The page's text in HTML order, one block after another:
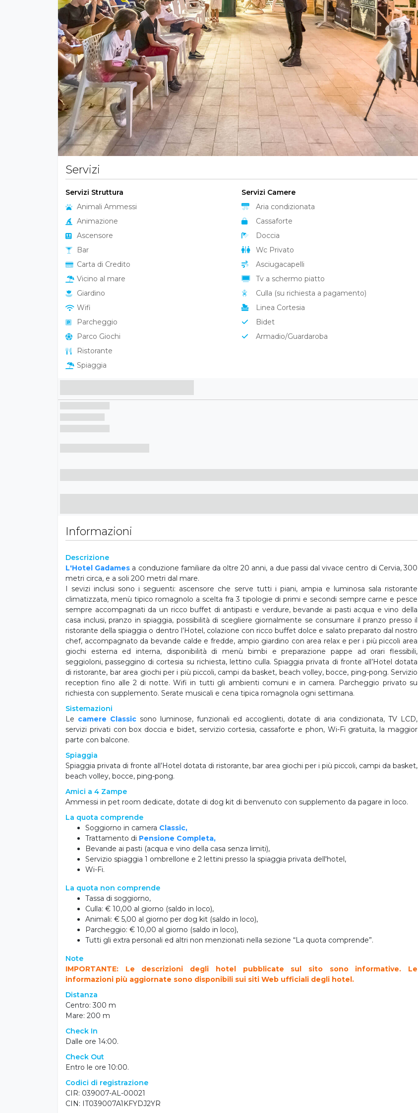
Servizi
Servizi Struttura
Animali Ammessi
Animazione
Ascensore
Bar
Carta di Credito
Vicino al mare
Giardino
Wifi
Parcheggio
Parco Giochi
Ristorante
Spiaggia
Servizi Camere
Aria condizionata
Cassaforte
Doccia
Wc Privato
Asciugacapelli
Tv a schermo piatto
Culla (su richiesta a pagamento)
Linea Cortesia
Bidet
Armadio/Guardaroba
Informazioni
Descrizione
L'Hotel Gadames a conduzione familiare da oltre 20 anni, a due passi dal vivace centro di Cervia, 300
metri circa, e a soli 200 metri dal mare.
I sevizi inclusi sono i seguenti: ascensore che serve tutti i piani, ampia e luminosa sala ristorante
climatizzata, menù tipico romagnolo a scelta fra 3 tipologie di primi e secondi sempre carne e pesce
sempre accompagnati da un ricco buffet di antipasti e verdure, bevande ai pasti acqua e vino della
casa inclusi, pranzo in spiaggia, possibilità di scegliere giornalmente se consumare il pranzo presso il
ristorante della spiaggia o dentro l’Hotel, colazione con ricco buffet dolce e salato preparato dal nostro
chef, accompagnato da bevande calde e fredde, ampio giardino con area relax e per i più piccoli area
giochi esterna ed interna, disponibilità di menù bimbi e preparazione pappe ad orari flessibili,
seggioloni, passeggino di cortesia su richiesta, lettino culla. Spiaggia privata di fronte all’Hotel dotata
di ristorante, bar area giochi per i più piccoli, campi da basket, beach volley, bocce, ping-pong. Servizio
reception fino alle 2 di notte. Wifi in tutti gli ambienti comuni e in camera. Parcheggio privato su
richiesta con supplemento. Serate musicali e cena tipica romagnola ogni settimana.
Sistemazioni
Le camere Classic sono luminose, funzionali ed accoglienti, dotate di aria condizionata, TV LCD,
servizi privati con box doccia e bidet, servizio cortesia, cassaforte e phon, Wi-Fi gratuita, la maggior
parte con balcone.
Spiaggia
Spiaggia privata di fronte all’Hotel dotata di ristorante, bar area giochi per i più piccoli, campi da basket,
beach volley, bocce, ping-pong.
Amici a 4 Zampe
Ammessi in pet room dedicate, dotate di dog kit di benvenuto con supplemento da pagare in loco.
La quota comprende
Soggiorno in camera Classic,
Trattamento di Pensione Completa,
Bevande ai pasti (acqua e vino della casa senza limiti),
Servizio spiaggia 1 ombrellone e 2 lettini presso la spiaggia privata dell'hotel,
Wi-Fi.
La quota non comprende
Tassa di soggiorno,
Culla: € 10,00 al giorno (saldo in loco),
Animali: € 5,00 al giorno per dog kit (saldo in loco),
Parcheggio: € 10,00 al giorno (saldo in loco),
Tutti gli extra personali ed altri non menzionati nella sezione “La quota comprende”.
Note
IMPORTANTE: Le descrizioni degli hotel pubblicate sul sito sono informative. Le
informazioni più aggiornate sono disponibili sui siti Web ufficiali degli hotel.
Distanza
Centro: 300 m
Mare: 200 m
Check In
Dalle ore 14:00.
Check Out
Entro le ore 10:00.
Codici di registrazione
CIR: 039007-AL-00021
CIN: IT039007A1KFYDJ2YR